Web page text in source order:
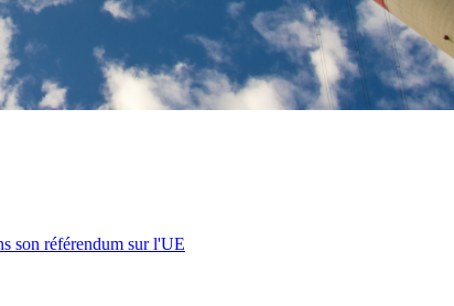
son référendum sur l'UE